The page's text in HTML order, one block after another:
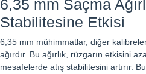
6,35 mm Saçma
Stabilitesine Etkisi
6,35 mm mühimmatlar, diğer
ağırdır. Bu ağırlık, rüzgarın etkisini
mesafelerde atış stabilitesini artırır.